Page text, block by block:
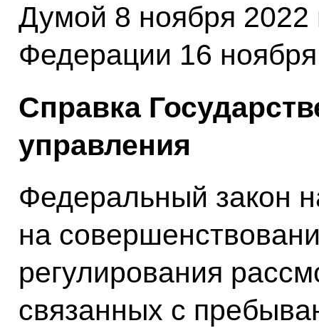
Думой 8 ноября 2022
Федерации 16
Справка
управления
Федеральный закон
на
регулирования
связанных с